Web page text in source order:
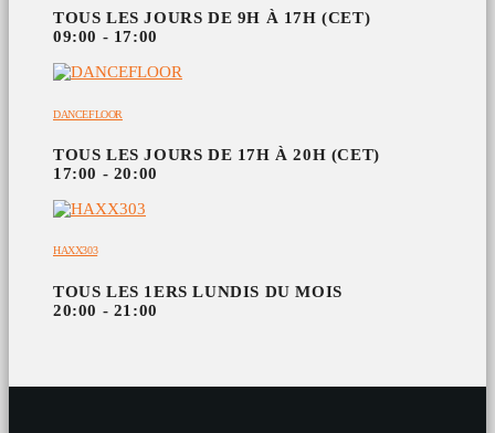
TOUS LES JOURS DE 9H À 17H (CET)
09:00 - 17:00
DANCEFLOOR
TOUS LES JOURS DE 17H À 20H (CET)
17:00 - 20:00
HAXX303
TOUS LES 1ERS LUNDIS DU MOIS
20:00 - 21:00